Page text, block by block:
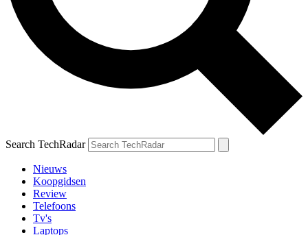
Search TechRadar
Nieuws
Koopgidsen
Review
Telefoons
Tv's
Laptops